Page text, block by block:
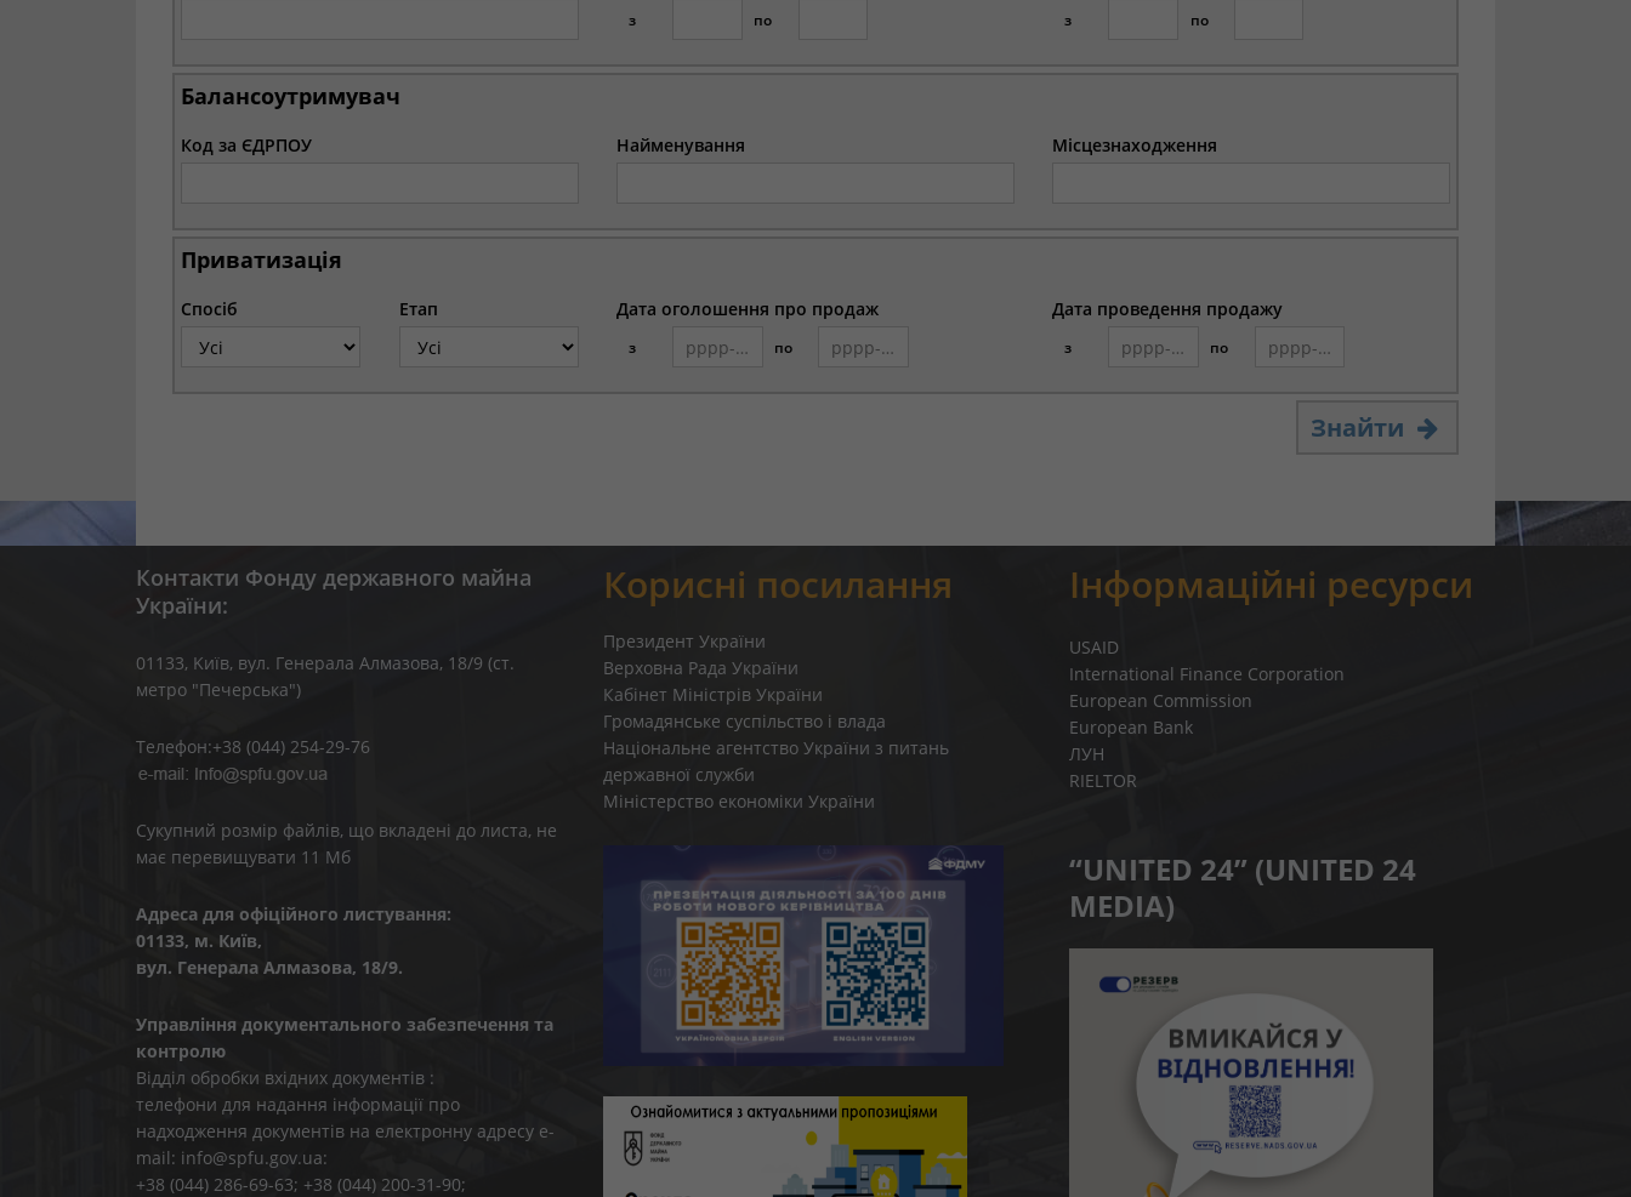
з по з по
Балансоутримувач
Код за ЄДРПОУ Найменування Місцезнаходження
Приватизація
Спосіб Етап Дата оголошення про продаж
з по
Дата проведення продажу
з по
Знайти
Контакти Фонду державного майна
України:
01133, Kиїв, вул. Генерала Алмазова, 18/9 (ст.
метро "Печерська")
Телефон:+38 (044) 254-29-76
Сукупний розмір файлів, що вкладені до листа, не
має перевищувати 11 Мб
Адреса для офіційного листування:
01133, м. Київ,
вул. Генерала Алмазова, 18/9.
Управління документального забезпечення та
контролю
Відділ обробки вхідних документів :
телефони для надання інформації про
надходження документів на електронну адресу e-
mail: info@spfu.gov.ua:
+38 (044) 286-69-63; +38 (044) 200-31-90;
Корисні посилання
Президент України
Верховна Рада України
Кабінет Міністрів України
Громадянське суспільство і влада
Національне агентство України з питань
державної служби
Міністерство економіки України
Інформаційні ресурси
USAID
International Finance Corporation
European Commission
European Bank
ЛУН
RIELTOR
“UNITED 24” (UNITED 24
MEDIA)